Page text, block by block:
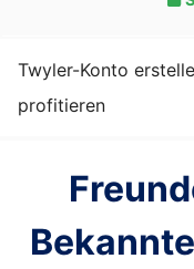
Twyler-Konto
profitieren